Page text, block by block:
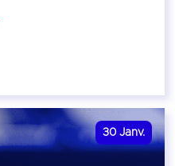
30 Janv.